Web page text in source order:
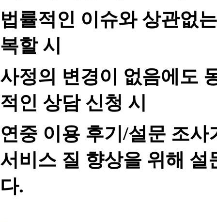
법률적인 이슈와 상관없
복할 시
사정의 변경이 없음에도
적인 상담 신청 시
연중 이용 후기/설문 조
서비스 질 향상을 위해
다.